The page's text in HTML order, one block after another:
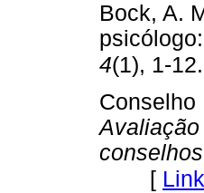
Bock, A.
4(1), 1-12.
[